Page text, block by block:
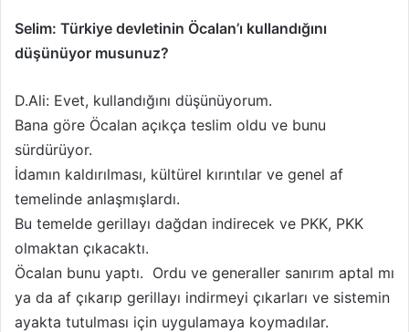
Selim: Türkiye devletinin Öcalan’ı kullandığını
düşünüyor musunuz?
D.Ali: Evet, kullandığını düşünüyorum.
Bana göre Öcalan açıkça teslim oldu ve bunu
sürdürüyor.
İdamın kaldırılması, kültürel kırıntılar ve genel af
temelinde anlaşmışlardı.
Bu temelde gerillayı dağdan indirecek ve PKK, PKK
olmaktan çıkacaktı.
Öcalan bunu yaptı. Ordu ve generaller sanırım aptal mı
ya da af çıkarıp gerillayı indirmeyi çıkarları ve sistemin
ayakta tutulması için uygulamaya koymadılar.